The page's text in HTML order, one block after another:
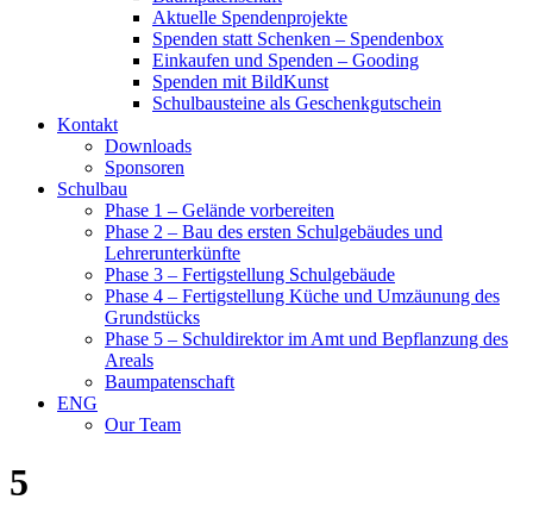
Aktuelle Spendenprojekte
Spenden statt Schenken – Spendenbox
Einkaufen und Spenden – Gooding
Spenden mit BildKunst
Schulbausteine als Geschenkgutschein
Kontakt
Downloads
Sponsoren
Schulbau
Phase 1 – Gelände vorbereiten
Phase 2 – Bau des ersten Schulgebäudes und
Lehrerunterkünfte
Phase 3 – Fertigstellung Schulgebäude
Phase 4 – Fertigstellung Küche und Umzäunung des
Grundstücks
Phase 5 – Schuldirektor im Amt und Bepflanzung des
Areals
Baumpatenschaft
ENG
Our Team
5